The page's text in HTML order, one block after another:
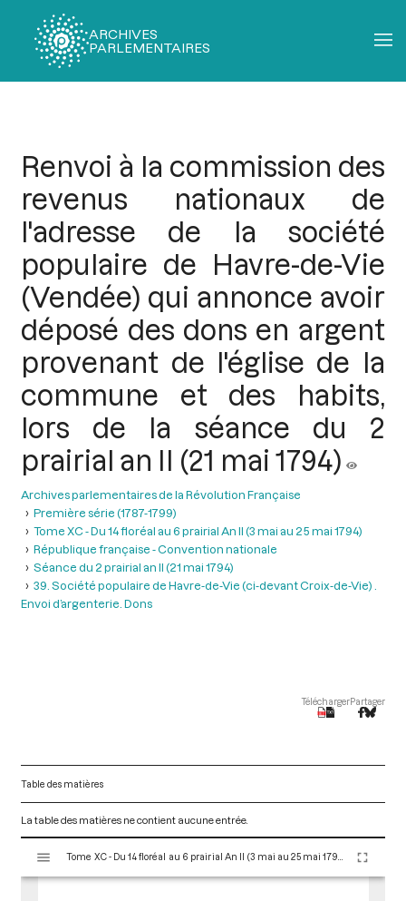
ARCHIVES
PARLEMENTAIRES
Renvoi à la commission des
revenus nationaux de
l'adresse de la société
populaire de Havre-de-Vie
(Vendée) qui annonce avoir
déposé des dons en argent
provenant de l'église de la
commune et des habits,
lors de la séance du 2
prairial an II (21 mai 1794)
Archives parlementaires de la Révolution Française
Première série (1787-1799)
Tome XC - Du 14 floréal au 6 prairial An II (3 mai au 25 mai 1794)
République française - Convention nationale
Séance du 2 prairial an II (21 mai 1794)
39. Société populaire de Havre-de-Vie (ci-devant Croix-de-Vie) .
Envoi d’argenterie. Dons
TéléchargerPartager
Table des matières
La table des matières ne contient aucune entrée.
s